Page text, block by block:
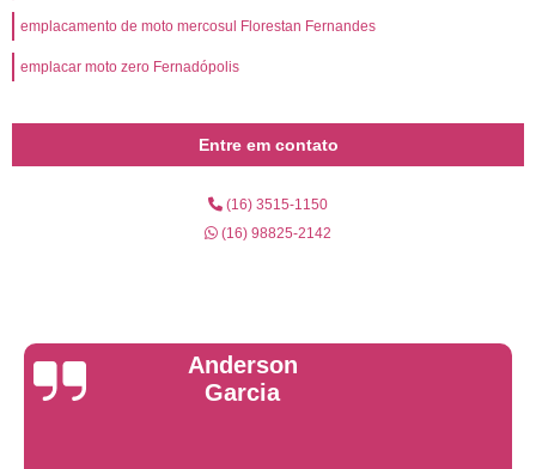
emplacamento de moto mercosul Florestan Fernandes
emplacar moto zero Fernadópolis
Entre em contato
(16) 3515-1150
(16) 98825-2142
Yuri Martins